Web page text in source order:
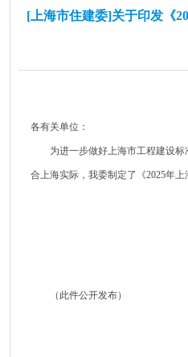
[上海市住建委]关于印发《
各有关单位：
为进一步做好上海市工程建设标
合上海实际，我委制定了《2025年
（此件公开发布）